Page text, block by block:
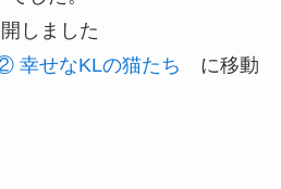
しました
幸せなKLの猫たち に移動